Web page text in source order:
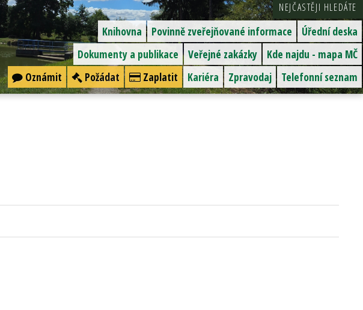
NEJČASTĚJI HLEDÁTE
Úřední deska
Povinně zveřejňované informace
Knihovna
Kde najdu - mapa MČ
Veřejné zakázky
Dokumenty a publikace
Telefonní seznam
Zpravodaj
Kariéra
Zaplatit
Požádat
Oznámit